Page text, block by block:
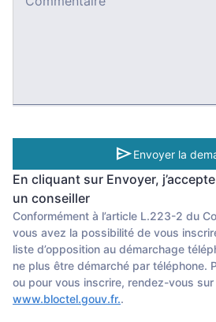
sendEnvoyer la
En cliquant sur Envoyer,
un conseiller
Conformément à l’article L.223-2 du
vous avez la possibilité de vous
liste d’opposition au démarchage
ne plus être démarché par téléphone.
ou pour vous inscrire, rendez-vous
www.bloctel.gouv.fr..